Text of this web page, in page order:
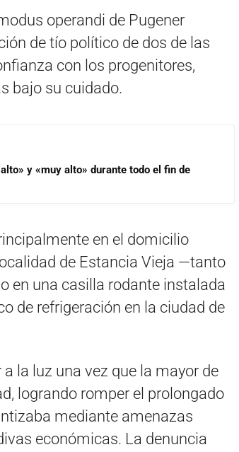
operandi de Pugener
de tío político de dos de las
con los progenitores,
bajo su cuidado.
y «muy alto» durante todo el fin de
en el domicilio
de Estancia Vieja —tanto
en una casilla rodante instalada
de refrigeración en la ciudad de
la luz una vez que la mayor de
logrando romper el prolongado
mediante amenazas
económicas. La denuncia